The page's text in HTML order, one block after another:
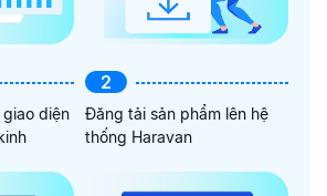
diện
2
Đăng tải sản phẩm lên hệ
thống Haravan